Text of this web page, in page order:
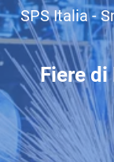
SPS Italia -
Fiere